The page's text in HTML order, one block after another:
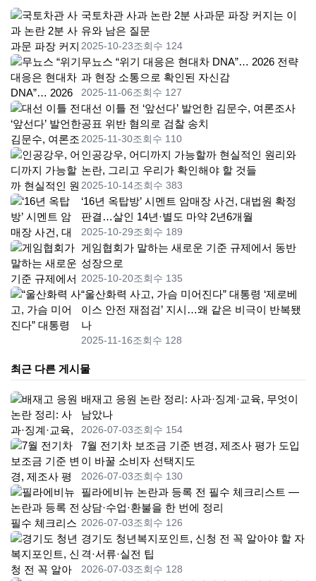
국토차관 사과 논란 2분 사과문 파장 커지는 이
유와 남은 질문
2025-10-23조회수 124
무뇨스 “위기 대응은 현대차 DNA”… 2026 전략
과 현장 소통으로 확인된 자신감
2025-11-06조회수 127
대선 이틀 전 ‘앞선다’ 발언한 김문수, 여론조사
공표 위반 혐의로 검찰 송치
2025-11-30조회수 110
인공강우, 어디까지 가능할까 현실적인 원리와
논란, 그리고 우리가 확인해야 할 것들
2025-10-14조회수 383
‘16년 옥탑방’ 시멘트 암매장 사건, 대법원 확정
판결…살인 14년·별도 마약 2년6개월
2025-10-29조회수 189
게임협회가 말하는 새로운 기준 규제에서 동반
성장으로
2025-10-20조회수 135
“울산화력 사고, 가슴 미어진다” 대통령 ‘제로베
이스 안전 재점검’ 지시…왜 같은 비극이 반복됐
나
2025-11-16조회수 128
최근 다른 게시물
배재고 응원 논란 정리: 사과·징계·교육, 무엇이
남았나
2026-07-03조회수 154
7월 전기차 보조금 기준 변경, 제조사 평가 도입
이 바꿀 소비자 선택지도
2026-07-03조회수 130
필라에비뉴 논란과 등록 전 필수 체크리스트 —
상담·수업·환불을 한 번에 정리
2026-07-03조회수 126
경기도 청년복지포인트, 신청 전 꼭 알아야 할 자
격·서류·실전 팁
2026-07-03조회수 128